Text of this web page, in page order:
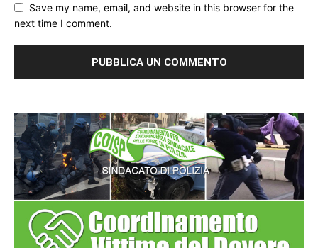
Save my name, email, and website in this browser for the
next time I comment.